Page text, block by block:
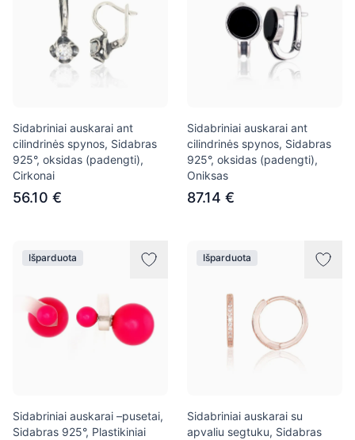
Sidabriniai auskarai ant
cilindrinės spynos, Sidabras
925°, oksidas (padengti),
Cirkonai
56.10 €
Sidabriniai auskarai ant
cilindrinės spynos, Sidabras
925°, oksidas (padengti),
Oniksas
87.14 €
Išparduota
Sidabriniai auskarai –pusetai,
Sidabras 925°, Plastikiniai
Išparduota
Sidabriniai auskarai su
apvaliu segtuku, Sidabras